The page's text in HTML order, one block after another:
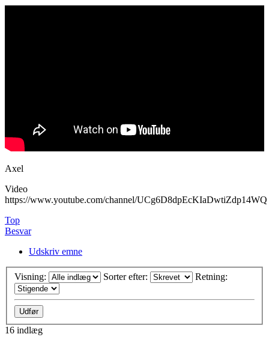
Axel
Video
https://www.youtube.com/channel/UCg6D8dpEcKIaDwtiZdp14WQ
Top
Besvar
Udskriv emne
Visning: Sorter efter: Retning:
16 indlæg